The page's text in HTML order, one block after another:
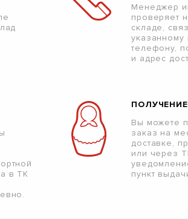
Менеджер
проверяет
складе,
телефону,
и адрес
в ТК
Вы можете
заказ на
доставке,
или через
пункт